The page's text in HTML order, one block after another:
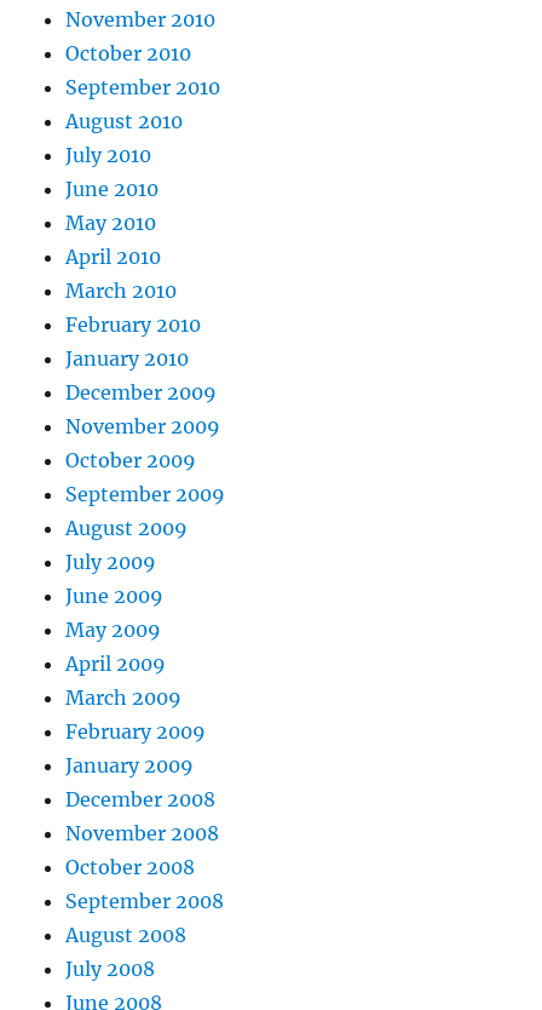
November 2010
October 2010
September 2010
August 2010
July 2010
June 2010
May 2010
April 2010
March 2010
February 2010
January 2010
December 2009
November 2009
October 2009
September 2009
August 2009
July 2009
June 2009
May 2009
April 2009
March 2009
February 2009
January 2009
December 2008
November 2008
October 2008
September 2008
August 2008
July 2008
June 2008